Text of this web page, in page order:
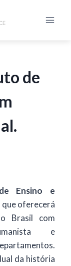
de
Ensino e
que oferecerá
Brasil com
e
da história